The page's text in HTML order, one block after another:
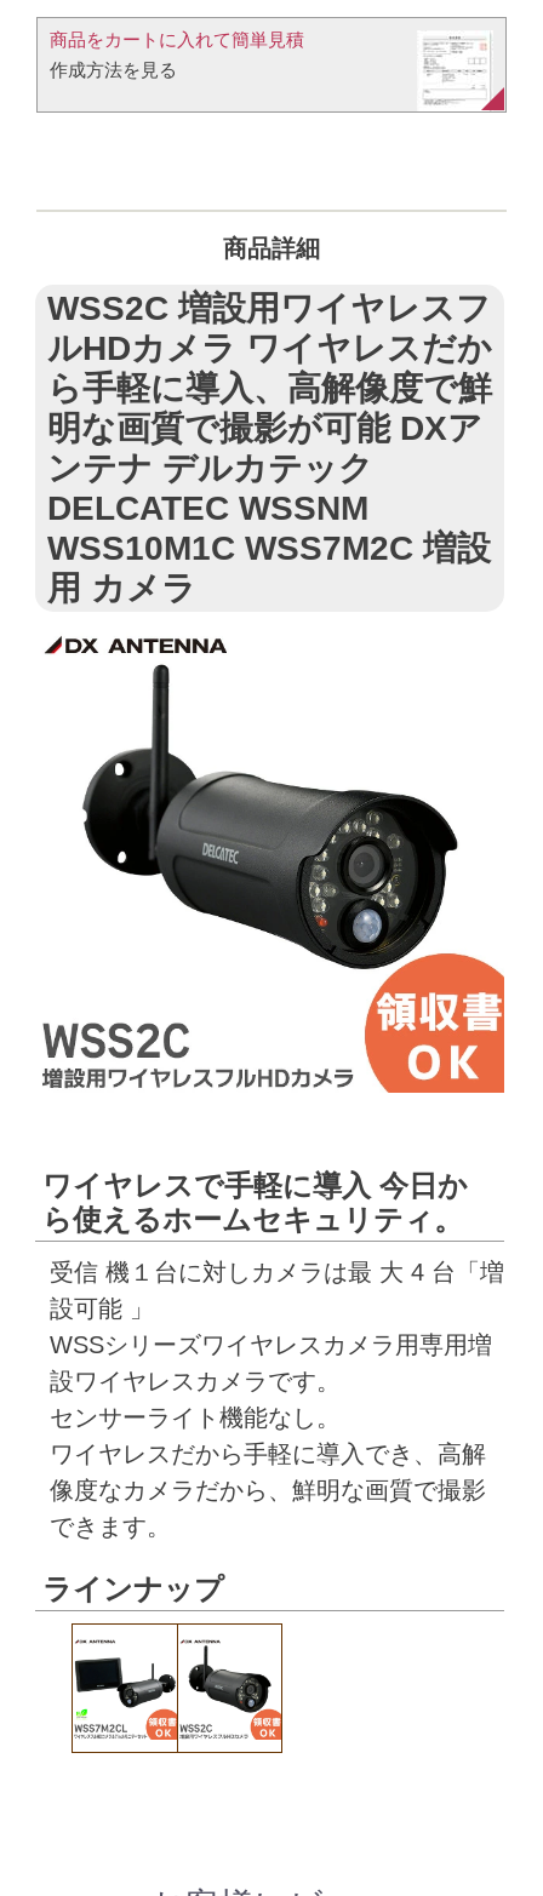
商品をカートに入れて簡単見積​
作成方法を見る​​
商品詳細
WSS2C 増設用ワイヤレスフ
ルHDカメラ ワイヤレスだか
ら手軽に導入、高解像度で鮮
明な画質で撮影が可能 DXア
ンテナ デルカテック
DELCATEC WSSNM
WSS10M1C WSS7M2C 増設
用 カメラ
ワイヤレスで手軽に導入 今日か
ら使えるホームセキュリティ。
受信 機１台に対しカメラは最 大 4 台「増
設可能 」
WSSシリーズワイヤレスカメラ用専用増
設ワイヤレスカメラです。
センサーライト機能なし。
ワイヤレスだから手軽に導入でき、高解
像度なカメラだから、鮮明な画質で撮影
できます。
ラインナップ